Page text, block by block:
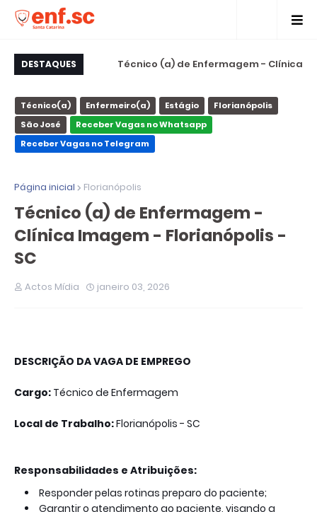
DESTAQUES
Técnico (a) de Enfermagem - Clínica
Internações -
Técnico(a) Enfermeiro(a) Estágio
Florianópolis
São José
Receber Vagas no Whatsapp
Receber Vagas no Telegram
Página inicial Florianópolis
Técnico (a) de Enfermagem -
Clínica Imagem - Florianópolis -
SC
Actos Mídia janeiro 03, 2026
DESCRIÇÃO DA VAGA DE EMPREGO
Cargo: Técnico de Enfermagem
Local de Trabalho:Florianópolis - SC
Responsabilidades e Atribuições:
Responder pelas rotinas preparo do paciente;
Garantir o atendimento ao paciente, visando a